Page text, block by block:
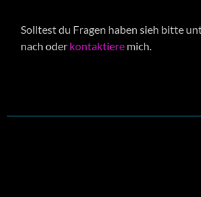
Solltest du Fragen haben sieh bitte
nach oder kontaktiere mich.